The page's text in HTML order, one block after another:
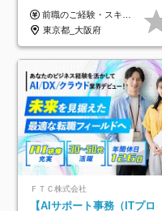
前職のご経験・スキル等を考慮して決定します。
東京都_大阪府
ＦＴＣ株式会社
【AIサポート事務（ITプロ